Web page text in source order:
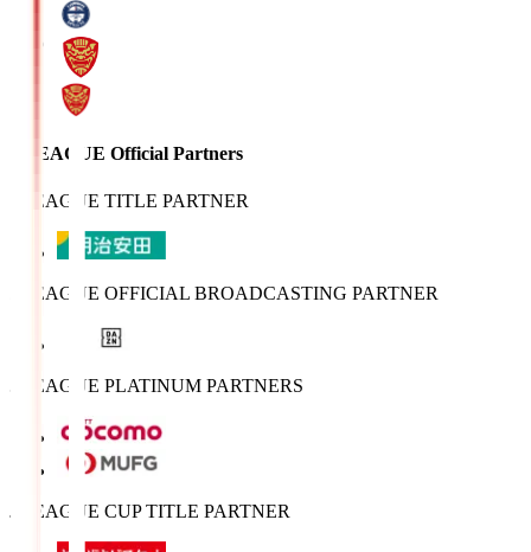
J.LEAGUE Official Partners
J.LEAGUE TITLE PARTNER
J.LEAGUE OFFICIAL BROADCASTING PARTNER
J.LEAGUE PLATINUM PARTNERS
J.LEAGUE CUP TITLE PARTNER